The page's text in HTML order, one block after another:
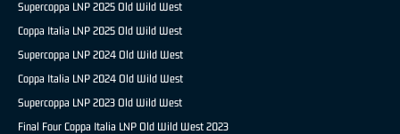
Supercoppa LNP 2025 Old Wild West
Coppa Italia LNP 2025 Old Wild West
Supercoppa LNP 2024 Old Wild West
Coppa Italia LNP 2024 Old Wild West
Supercoppa LNP 2023 Old Wild West
Final Four Coppa Italia LNP Old Wild West 2023